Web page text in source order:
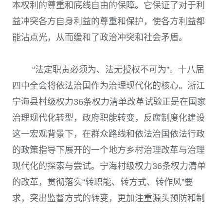
本权利的尊重和底线自由的保障。它保证了对于利
益冲突各方自身利益的尊重和保护，使各方利益都
能沾点光，从而缓和了政治冲突和社会矛盾。
“法定职责必须为、法无授权不可为”。十八届
四中全会将依法治国作为治理现代化的核心。浙江
宁海县村级权力36条权力清单改革试验正是在国家
治理现代化转型，政府职能转变，反腐制度化建设
这一宏观背景下，在群众路线和依法治国依法行政
的政策指导下展开的一个地方乡村治理改革与治理
现代化的探索与尝试。宁海村级权力36条权力清单
的改革，贯彻落实“转职能、转方式、转作风”要
求，突出监督方式的转变，更加注重源头预防和制